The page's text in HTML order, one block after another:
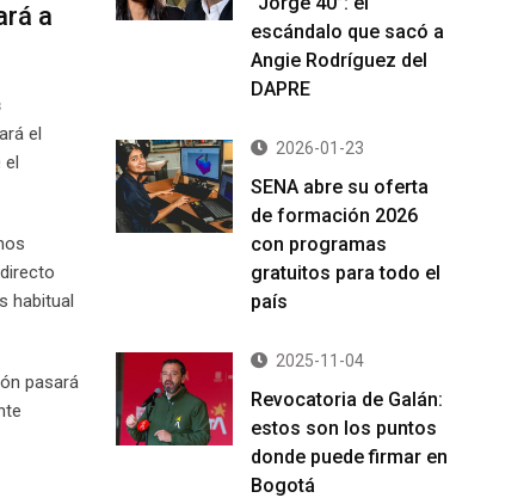
a
el
el
habitual
pasará
escándalo que sacó a
Angie Rodríguez del
DAPRE
2026-01-23
SENA abre su oferta
de formación 2026
con programas
gratuitos para todo el
país
2025-11-04
Revocatoria de Galán:
estos son los puntos
donde puede firmar en
Bogotá